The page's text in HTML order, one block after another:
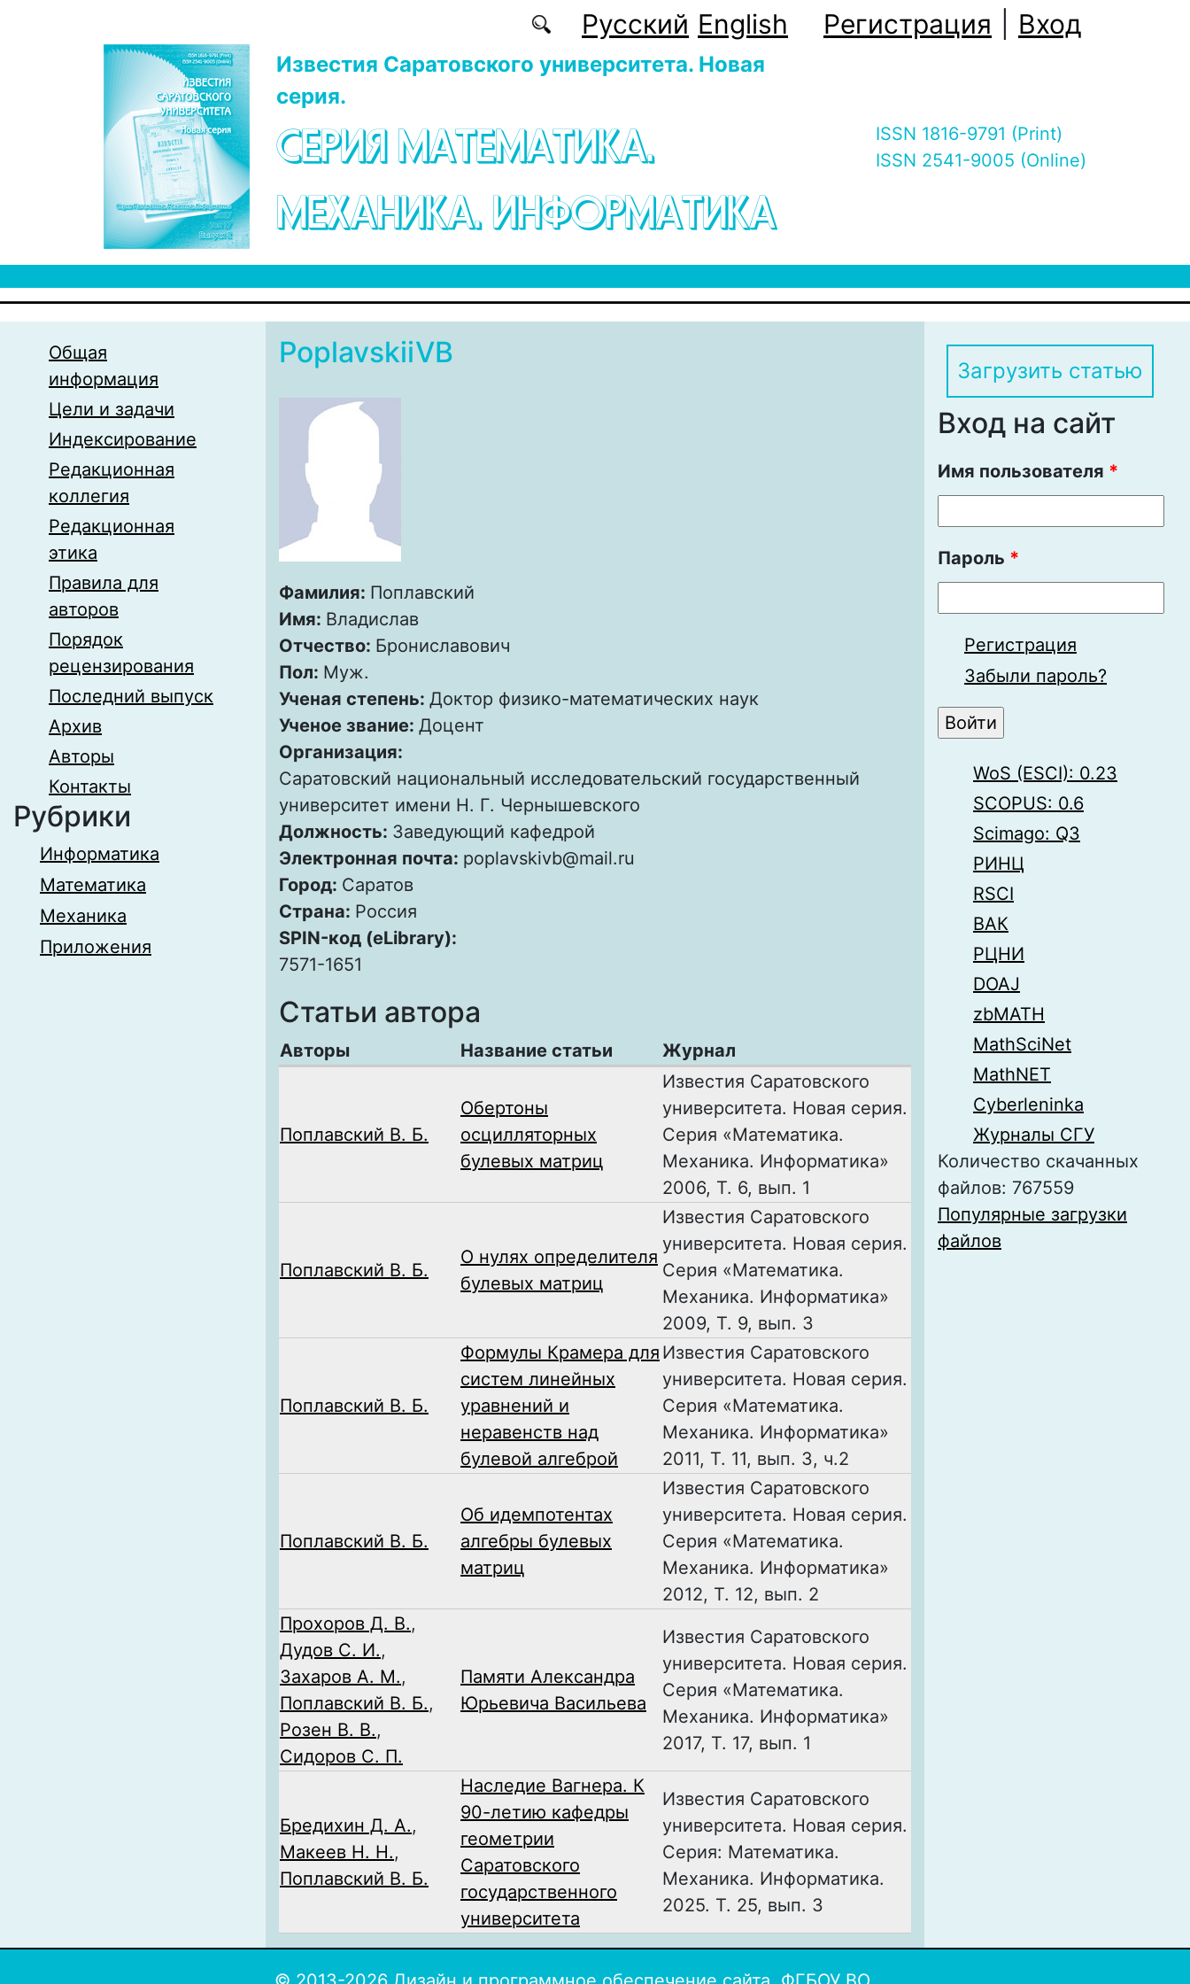
Русский English Регистрация Вход
Известия Саратовского университета. Новая
серия.
СЕРИЯ МАТЕМАТИКА.
МЕХАНИКА. ИНФОРМАТИКА
ISSN 1816-9791 (Print)
ISSN 2541-9005 (Online)
Общая
информация
Цели и задачи
Индексирование
Редакционная
коллегия
Редакционная
этика
Правила для
авторов
Порядок
рецензирования
Последний выпуск
Архив
Авторы
Контакты
Рубрики
Информатика
Математика
Механика
Приложения
PoplavskiiVB
Фамилия: Поплавский
Имя: Владислав
Отчество: Брониславович
Пол: Муж.
Ученая степень: Доктор физико-математических наук
Ученое звание: Доцент
Организация:
Саратовский национальный исследовательский государственный
университет имени Н. Г. Чернышевского
Должность: Заведующий кафедрой
Электронная почта: poplavskivb@mail.ru
Город: Саратов
Страна: Россия
SPIN-код (eLibrary):
7571-1651
Статьи автора
Авторы Название статьи Журнал
Поплавский В. Б.
Обертоны
осцилляторных
булевых матриц
Известия Саратовского
университета. Новая серия.
Серия «Математика.
Механика. Информатика»
2006, Т. 6, вып. 1
Поплавский В. Б.
О нулях определителя
булевых матриц
Известия Саратовского
университета. Новая серия.
Серия «Математика.
Механика. Информатика»
2009, Т. 9, вып. 3
Поплавский В. Б.
Формулы Крамера для
систем линейных
уравнений и
неравенств над
булевой алгеброй
Известия Саратовского
университета. Новая серия.
Серия «Математика.
Механика. Информатика»
2011, Т. 11, вып. 3, ч.2
Поплавский В. Б.
Об идемпотентах
алгебры булевых
матриц
Известия Саратовского
университета. Новая серия.
Серия «Математика.
Механика. Информатика»
2012, Т. 12, вып. 2
Прохоров Д. В.,
Дудов С. И.,
Захаров А. М.,
Поплавский В. Б.,
Розен В. В.,
Сидоров С. П.
Памяти Александра
Юрьевича Васильева
Известия Саратовского
университета. Новая серия.
Серия «Математика.
Механика. Информатика»
2017, Т. 17, вып. 1
Бредихин Д. А.,
Макеев Н. Н.,
Поплавский В. Б.
Наследие Вагнера. К
90-летию кафедры
геометрии
Саратовского
государственного
университета
Известия Саратовского
университета. Новая серия.
Серия: Математика.
Механика. Информатика.
2025. Т. 25, вып. 3
Загрузить статью
Вход на сайт
Имя пользователя *
Пароль *
Регистрация
Забыли пароль?
WoS (ESCI): 0.23
SCOPUS: 0.6
Scimago: Q3
РИНЦ
RSCI
ВАК
РЦНИ
DOAJ
zbMATH
MathSciNet
MathNET
Cyberleninka
Журналы СГУ
Количество скачанных
файлов: 767559
Популярные загрузки
файлов